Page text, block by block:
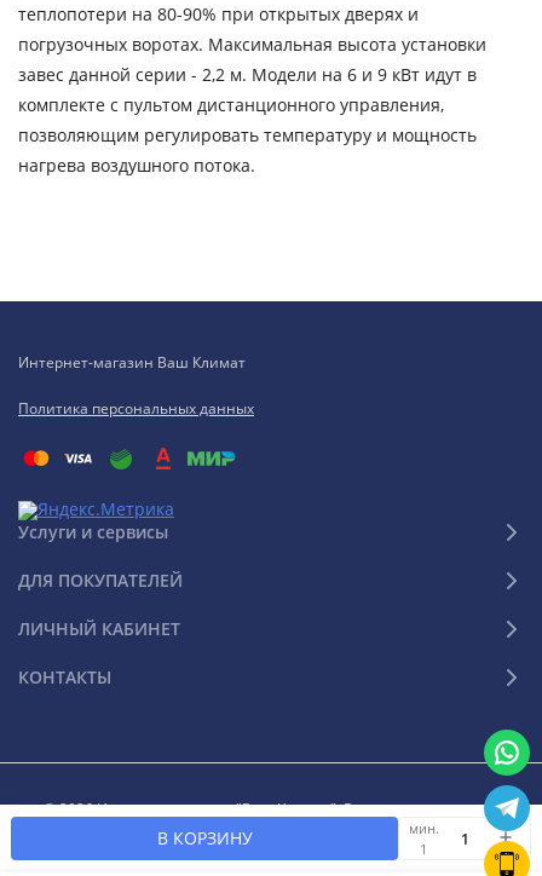
В КОРЗИНУ
мин.
1
теплопотери на 80-90% при открытых дверях и
погрузочных воротах. Максимальная высота установки
завес данной серии - 2,2 м. Модели на 6 и 9 кВт идут в
комплекте с пультом дистанционного управления,
позволяющим регулировать температуру и мощность
нагрева воздушного потока.
Интернет-магазин Ваш Климат
Политика персональных данных
Услуги и сервисы
ДЛЯ ПОКУПАТЕЛЕЙ
ЛИЧНЫЙ КАБИНЕТ
КОНТАКТЫ
© 2026 Интернет-магазин "Ваш Климат". Все права защищены